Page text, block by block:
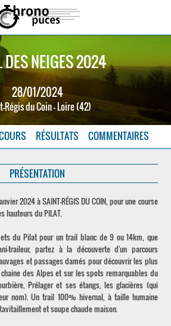
DES NEIGES 2024
28/01/2024
Régis du Coin - Loire (42)
RÉSULTATS COMMENTAIRES
PRÉSENTATION
2024 à SAINT-RÉGIS DU COIN, pour une course
hauteurs du PILAT.
du Pilat pour un trail blanc de 9 ou 14km, que
traileur, partez à la découverte d'un parcours
et passages damés pour découvrir les plus
des Alpes et sur les spots remarquables du
Prélager et ses étangs, les glacières (qui
nom). Un trail 100% hivernal, à taille humaine
et soupe chaude maison.